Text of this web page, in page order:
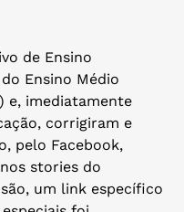
de Ensino
Ensino Médio
e, imediatamente
corrigiram e
pelo Facebook,
stories do
um link específico